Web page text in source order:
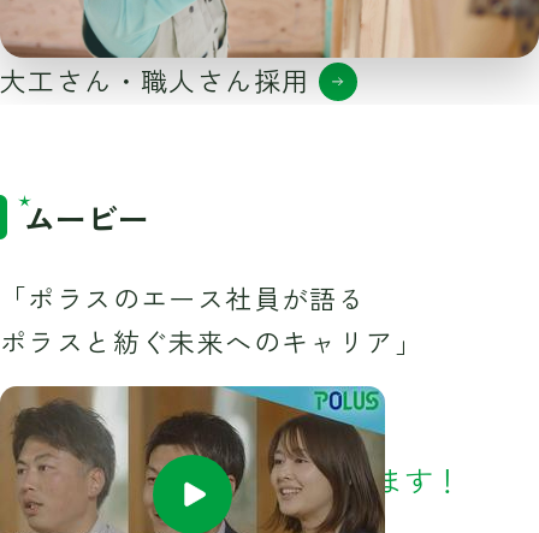
大工さん・職人さん採用
ムービー
「ポラスのエース社員が語る
ポラスと紡ぐ未来へのキャリア」
エントリーをお待ちしております！